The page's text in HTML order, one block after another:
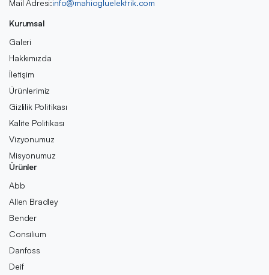
Mail Adresi:info@mahiogluelektrik.com
Kurumsal
Galeri
Hakkımızda
İletişim
Ürünlerimiz
Gizlilik Politikası
Kalite Politikası
Vizyonumuz
Misyonumuz
Ürünler
Abb
Allen Bradley
Bender
Consilium
Danfoss
Deif